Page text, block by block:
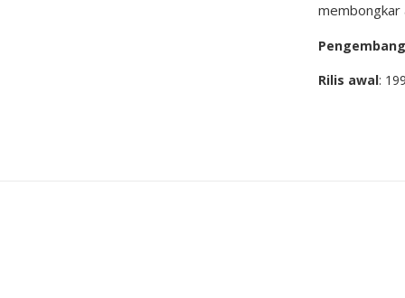
membongkar
Pengembang
Rilis awal: